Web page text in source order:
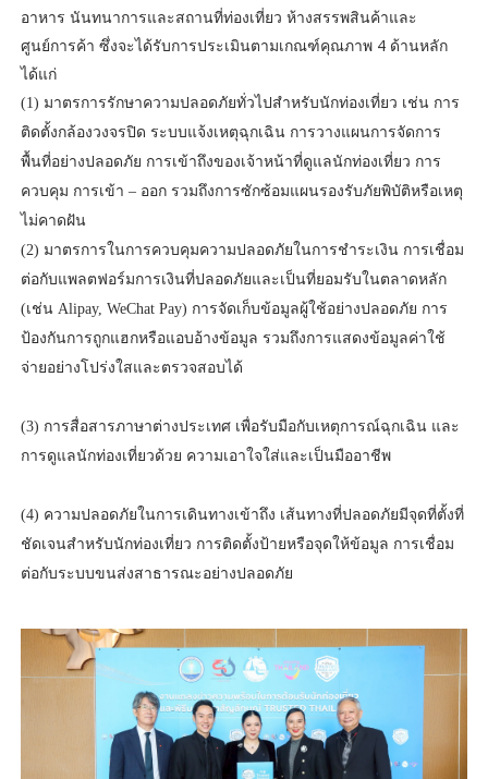
อาหาร นันทนาการและสถานที่ท่องเที่ยว ห้างสรรพสินค้าและ
ศูนย์การค้า ซึ่งจะได้รับการประเมินตามเกณฑ์คุณภาพ 4 ด้านหลัก
ได้แก่
(1) มาตรการรักษาความปลอดภัยทั่วไปสำหรับนักท่องเที่ยว เช่น การ
ติดตั้งกล้องวงจรปิด ระบบแจ้งเหตุฉุกเฉิน การวางแผนการจัดการ
พื้นที่อย่างปลอดภัย การเข้าถึงของเจ้าหน้าที่ดูแลนักท่องเที่ยว การ
ควบคุม การเข้า – ออก รวมถึงการซักซ้อมแผนรองรับภัยพิบัติหรือเหตุ
ไม่คาดฝัน
(2) มาตรการในการควบคุมความปลอดภัยในการชำระเงิน การเชื่อม
ต่อกับแพลตฟอร์มการเงินที่ปลอดภัยและเป็นที่ยอมรับในตลาดหลัก
(เช่น Alipay, WeChat Pay) การจัดเก็บข้อมูลผู้ใช้อย่างปลอดภัย การ
ป้องกันการถูกแฮกหรือแอบอ้างข้อมูล รวมถึงการแสดงข้อมูลค่าใช้
จ่ายอย่างโปร่งใสและตรวจสอบได้
(3) การสื่อสารภาษาต่างประเทศ เพื่อรับมือกับเหตุการณ์ฉุกเฉิน และ
การดูแลนักท่องเที่ยวด้วย ความเอาใจใส่และเป็นมืออาชีพ
(4) ความปลอดภัยในการเดินทางเข้าถึง เส้นทางที่ปลอดภัยมีจุดที่ตั้งที่
ชัดเจนสำหรับนักท่องเที่ยว การติดตั้งป้ายหรือจุดให้ข้อมูล การเชื่อม
ต่อกับระบบขนส่งสาธารณะอย่างปลอดภัย